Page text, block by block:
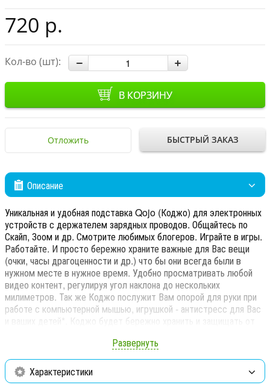
720 р.
Кол-во (шт):
В КОРЗИНУ
Отложить БЫСТРЫЙ ЗАКАЗ
Описание
Уникальная и удобная подставка Qojo (Коджо) для электронных
устройств с держателем зарядных проводов. Общайтесь по
Скайп, Зоом и др. Смотрите любимых блогеров. Играйте в игры.
Работайте. И просто бережно храните важные для Вас вещи
(очки, часы драгоценности и др.) что бы они всегда были в
нужном месте в нужное время. Удобно просматривать любой
видео контент, регулируя угол наклона до нескольких
милиметров. Так же Коджо послужит Вам опорой для руки при
работе с компьютерной мышью, игрушкой - антистресс для Вас
и ваших детей*. Коджо будет бережно хранить и защищать от
любой интерьер с пользой!Подходит для всех моделей
телефонов и смартфонов диагональю не более 6.5
дюймов.*Внимание изделие содержит мелкие частицы. Не
рекомендуется для игры детям до 3х лет.Варианты
Развернуть
Характеристики